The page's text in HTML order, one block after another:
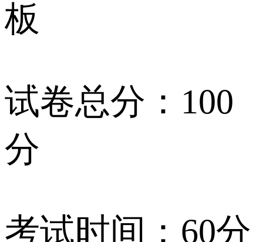
板
试卷总分：100
分
考试时间：60分